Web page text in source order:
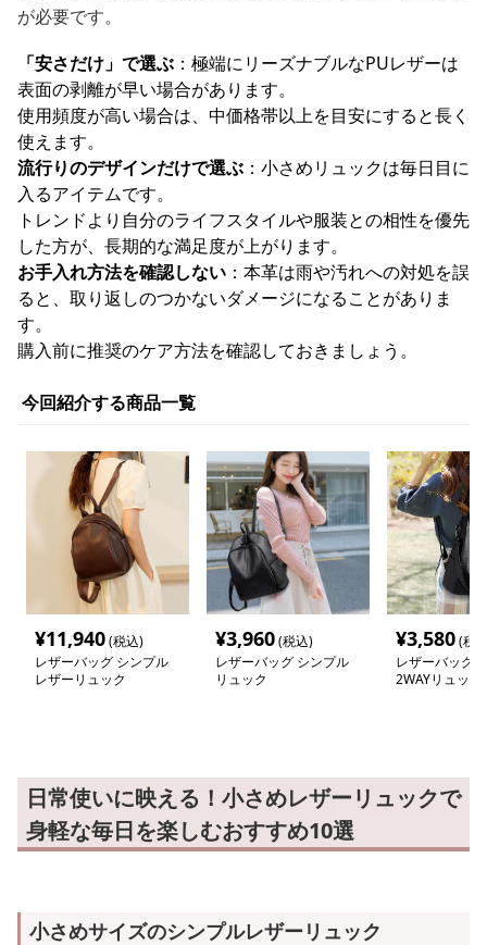
が必要です。
「安さだけ」で選ぶ ：極端にリーズナブルなPUレザーは
表面の剥離が早い場合があります。
使用頻度が高い場合は、中価格帯以上を目安にすると長く
使えます。
流行りのデザインだけで選ぶ ：小さめリュックは毎日目に
入るアイテムです。
トレンドより自分のライフスタイルや服装との相性を優先
した方が、長期的な満足度が上がります。
お手入れ方法を確認しない ：本革は雨や汚れへの対処を誤
ると、取り返しのつかないダメージになることがありま
す。
購入前に推奨のケア方法を確認しておきましょう。
今回紹介する商品一覧
¥11,940(税込)
レザーバッグ シンプル
レザーリュック
¥3,960(税込)
レザーバッグ シンプル
リュック
¥3,580(税
レザーバッグ
2WAYリュック
日常使いに映える！小さめレザーリュックで
身軽な毎日を楽しむおすすめ10選
小さめサイズのシンプルレザーリュック